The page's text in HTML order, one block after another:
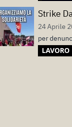
Strike
24 Aprile
per
LAVORO